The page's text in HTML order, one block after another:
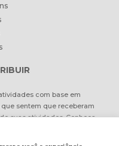
com base em
sentem que receberam
suas atividades. Conheça